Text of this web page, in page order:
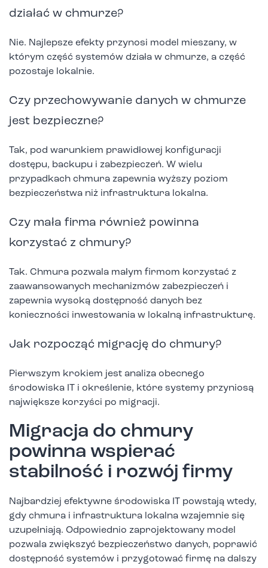
działać w chmurze?
Nie. Najlepsze efekty przynosi model mieszany, w
którym część systemów działa w chmurze, a część
pozostaje lokalnie.
Czy przechowywanie danych w chmurze
jest bezpieczne?
Tak, pod warunkiem prawidłowej konfiguracji
dostępu, backupu i zabezpieczeń. W wielu
przypadkach chmura zapewnia wyższy poziom
bezpieczeństwa niż infrastruktura lokalna.
Czy mała firma również powinna
korzystać z chmury?
Tak. Chmura pozwala małym firmom korzystać z
zaawansowanych mechanizmów zabezpieczeń i
zapewnia wysoką dostępność danych bez
konieczności inwestowania w lokalną infrastrukturę.
Jak rozpocząć migrację do chmury?
Pierwszym krokiem jest analiza obecnego
środowiska IT i określenie, które systemy przyniosą
największe korzyści po migracji.
Migracja do chmury
powinna wspierać
stabilność i rozwój firmy
Najbardziej efektywne środowiska IT powstają wtedy,
gdy chmura i infrastruktura lokalna wzajemnie się
uzupełniają. Odpowiednio zaprojektowany model
pozwala zwiększyć bezpieczeństwo danych, poprawić
dostępność systemów i przygotować firmę na dalszy